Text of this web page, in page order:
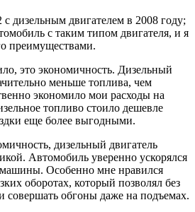
дизельным двигателем в 2008 году;
с таким типом двигателя, и я
преимуществами.
это экономичность. Дизельный
меньше топлива, чем
экономило мои расходы на
топливо стоило дешевле
еще более выгодными.
дизельный двигатель
Автомобиль уверенно ускорялся
машины. Особенно мне нравился
оборотах, который позволял без
и совершать обгоны даже на подъемах.